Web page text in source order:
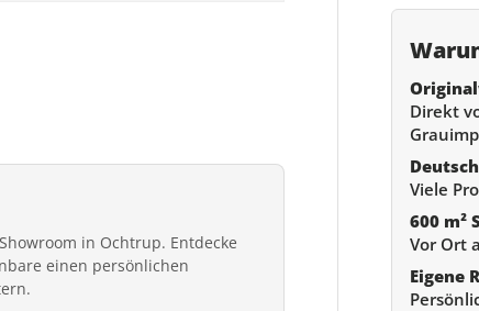
Direkt
Viele
600 m²
Vor Ort
Eigene
in Ochtrup. Entdecke
einen persönlichen